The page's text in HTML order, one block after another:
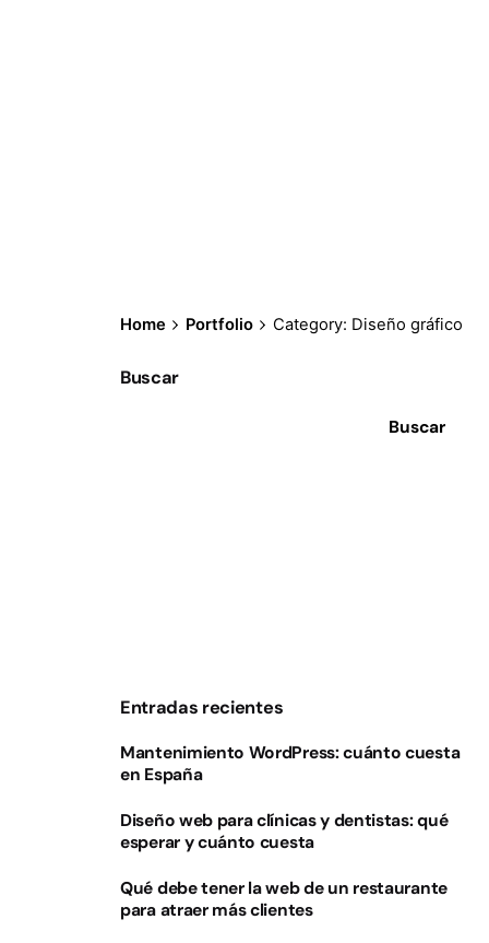
Home Portfolio Category: Diseño gráfico
Buscar
Buscar
Entradas recientes
Mantenimiento WordPress: cuánto cuesta
en España
Diseño web para clínicas y dentistas: qué
esperar y cuánto cuesta
Qué debe tener la web de un restaurante
para atraer más clientes